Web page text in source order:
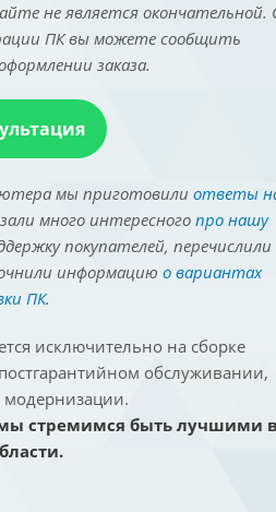
не является окончательной.
ПК вы можете сообщить
заказа.
мы приготовили ответы
много интересного про нашу
покупателей, перечислили
информацию о вариантах
ПК.
исключительно на сборке
обслуживании,
стремимся быть лучшими